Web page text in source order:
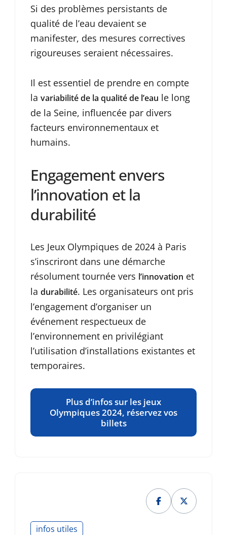
Si des problèmes persistants de
qualité de l’eau devaient se
manifester, des mesures correctives
rigoureuses seraient nécessaires.
Il est essentiel de prendre en compte
la variabilité de la qualité de l’eau le long
de la Seine, influencée par divers
facteurs environnementaux et
humains.
Engagement envers
l’innovation et la
durabilité
Les Jeux Olympiques de 2024 à Paris
s’inscriront dans une démarche
résolument tournée vers l’innovation et
la durabilité. Les organisateurs ont pris
l’engagement d’organiser un
événement respectueux de
l’environnement en privilégiant
l’utilisation d’installations existantes et
temporaires.
Plus d’infos sur les jeux
Olympiques 2024, réservez vos
billets
infos utiles